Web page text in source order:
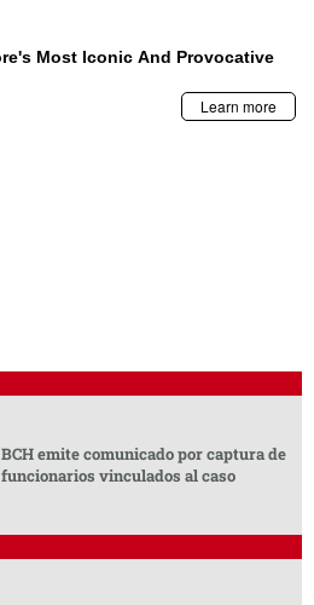
BCH emite comunicado por captura de
funcionarios vinculados al caso